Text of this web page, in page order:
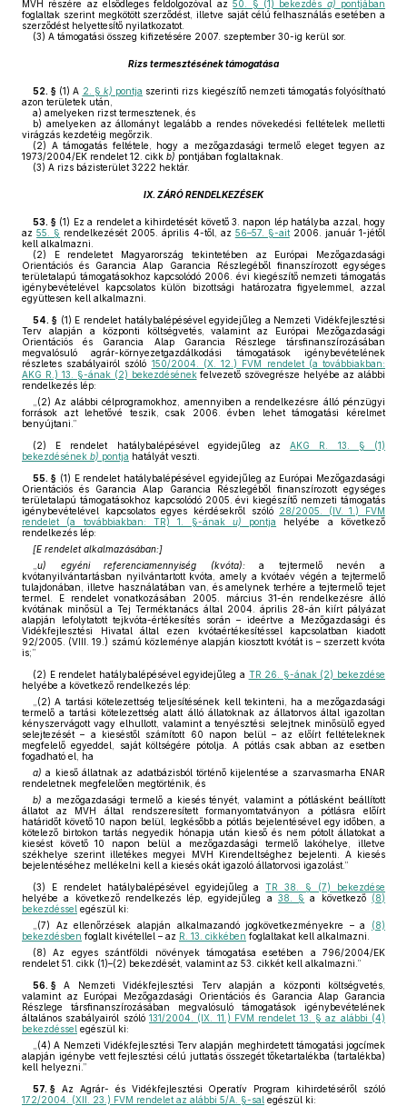
MVH részére az elsődleges feldolgozóval az50. § (1) bekezdés a) pontjában
foglaltak szerint megkötött szerződést, illetve saját célú felhasználás esetében a
szerződést helyettesítő nyilatkozatot.
(3) A támogatási összeg kifizetésére 2007. szeptember 30-ig kerül sor.
Rizs termesztésének támogatása
52. § (1) A 2. § k) pontja szerinti rizs kiegészítő nemzeti támogatás folyósítható
azon területek után,
a) amelyeken rizst termesztenek, és
b) amelyeken az állományt legalább a rendes növekedési feltételek melletti
virágzás kezdetéig megőrzik.
(2) A támogatás feltétele, hogy a mezőgazdasági termelő eleget tegyen az
1973/2004/EK rendelet 12. cikk b) pontjában foglaltaknak.
(3) A rizs bázisterület 3222 hektár.
IX. ZÁRÓ RENDELKEZÉSEK
53. § (1) Ez a rendelet a kihirdetését követő 3. napon lép hatályba azzal, hogy
az55. § rendelkezését 2005. április 4-től, az 56–57. §-ait2006. január 1-jétől
kell alkalmazni.
(2) E rendeletet Magyarország tekintetében az Európai Mezőgazdasági
Orientációs és Garancia Alap Garancia Részlegéből finanszírozott egységes
területalapú támogatásokhoz kapcsolódó 2006. évi kiegészítő nemzeti támogatás
igénybevételével kapcsolatos külön bizottsági határozatra figyelemmel, azzal
együttesen kell alkalmazni.
54. § (1) E rendelet hatálybalépésével egyidejűleg a Nemzeti Vidékfejlesztési
Terv alapján a központi költségvetés, valamint az Európai Mezőgazdasági
Orientációs és Garancia Alap Garancia Részlege társfinanszírozásában
megvalósuló agrár-környezetgazdálkodási támogatások igénybevételének
részletes szabályairól szóló 150/2004. (X. 12.) FVM rendelet (a továbbiakban:
AKG R.) 13. §-ának (2) bekezdésénekfelvezető szövegrésze helyébe az alábbi
rendelkezés lép:
„(2) Az alábbi célprogramokhoz, amennyiben a rendelkezésre álló pénzügyi
források azt lehetővé teszik, csak 2006. évben lehet támogatási kérelmet
benyújtani.”
(2) E rendelet hatálybalépésével egyidejűleg azAKG R. 13. § (1)
bekezdésének b) pontja hatályát veszti.
55. § (1) E rendelet hatálybalépésével egyidejűleg az Európai Mezőgazdasági
Orientációs és Garancia Alap Garancia Részlegéből finanszírozott egységes
területalapú támogatásokhoz kapcsolódó 2005. évi kiegészítő nemzeti támogatás
igénybevételével kapcsolatos egyes kérdésekről szóló 28/2005. (IV. 1.) FVM
rendelet (a továbbiakban: TR) 1. §-ának u) pontja helyébe a következő
rendelkezés lép:
[E rendelet alkalmazásában:]
u) egyéni referenciamennyiség (kvóta):a tejtermelő nevén a
kvótanyilvántartásban nyilvántartott kvóta, amely a kvótaév végén a tejtermelő
tulajdonában, illetve használatában van, és amelynek terhére a tejtermelő tejet
termel. E rendelet vonatkozásában 2005. március 31-én rendelkezésre álló
kvótának minősül a Tej Terméktanács által 2004. április 28-án kiírt pályázat
alapján lefolytatott tejkvóta-értékesítés során – ideértve a Mezőgazdasági és
Vidékfejlesztési Hivatal által ezen kvótaértékesítéssel kapcsolatban kiadott
92/2005. (VIII. 19.) számú közleménye alapján kiosztott kvótát is – szerzett kvóta
is;”
(2) E rendelet hatálybalépésével egyidejűleg a TR 26. §-ának (2) bekezdése
helyébe a következő rendelkezés lép:
„(2) A tartási kötelezettség teljesítésének kell tekinteni, ha a mezőgazdasági
termelő a tartási kötelezettség alatt álló állatoknak az állatorvos által igazoltan
kényszervágott vagy elhullott, valamint a tenyésztési selejtnek minősülő egyed
selejtezését – a kieséstől számított 60 napon belül – az előírt feltételeknek
megfelelő egyeddel, saját költségére pótolja. A pótlás csak abban az esetben
fogadható el, ha
a) a kieső állatnak az adatbázisból történő kijelentése a szarvasmarha ENAR
rendeletnek megfelelően megtörténik, és
b) a mezőgazdasági termelő a kiesés tényét, valamint a pótlásként beállított
állatot az MVH által rendszeresített formanyomtatványon a pótlásra előírt
határidőt követő 10 napon belül, legkésőbb a pótlás bejelentésével egy időben, a
kötelező birtokon tartás negyedik hónapja után kieső és nem pótolt állatokat a
kiesést követő 10 napon belül a mezőgazdasági termelő lakóhelye, illetve
székhelye szerint illetékes megyei MVH Kirendeltséghez bejelenti. A kiesés
bejelentéséhez mellékelni kell a kiesés okát igazoló állatorvosi igazolást.”
(3) E rendelet hatálybalépésével egyidejűleg aTR 38. § (7) bekezdése
helyébe a következő rendelkezés lép, egyidejűleg a 38. § a következő (8)
bekezdéssel egészül ki:
„(7) Az ellenőrzések alapján alkalmazandó jogkövetkezményekre – a (8)
bekezdésben foglalt kivétellel – az R. 13. cikkében foglaltakat kell alkalmazni.
(8) Az egyes szántföldi növények támogatása esetében a 796/2004/EK
rendelet 51. cikk (1)–(2) bekezdését, valamint az 53. cikkét kell alkalmazni.”
56. § A Nemzeti Vidékfejlesztési Terv alapján a központi költségvetés,
valamint az Európai Mezőgazdasági Orientációs és Garancia Alap Garancia
Részlege társfinanszírozásában megvalósuló támogatások igénybevételének
általános szabályairól szóló 131/2004. (IX. 11.) FVM rendelet 13. § az alábbi (4)
bekezdéssel egészül ki:
„(4) A Nemzeti Vidékfejlesztési Terv alapján meghirdetett támogatási jogcímek
alapján igénybe vett fejlesztési célú juttatás összegét tőketartalékba (tartalékba)
kell helyezni.”
57. § Az Agrár- és Vidékfejlesztési Operatív Program kihirdetéséről szóló
172/2004. (XII. 23.) FVM rendelet az alábbi 5/A. §-sal egészül ki: